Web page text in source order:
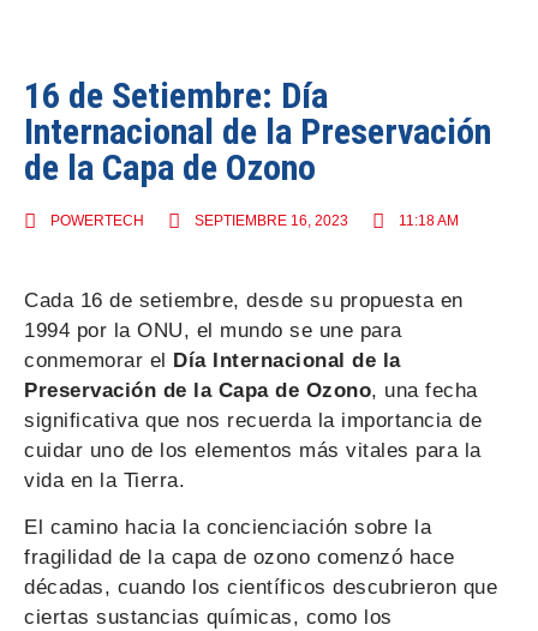
16 de Setiembre: Día
Internacional de la Preservación
de la Capa de Ozono
POWERTECH SEPTIEMBRE 16, 2023 11:18 AM
Cada 16 de setiembre, desde su propuesta en
1994 por la ONU, el mundo se une para
conmemorar el Día Internacional de la
Preservación de la Capa de Ozono, una fecha
significativa que nos recuerda la importancia de
cuidar uno de los elementos más vitales para la
vida en la Tierra.
El camino hacia la concienciación sobre la
fragilidad de la capa de ozono comenzó hace
décadas, cuando los científicos descubrieron que
ciertas sustancias químicas, como los